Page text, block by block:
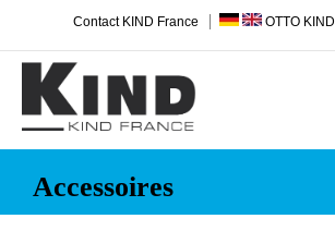
Contact KIND France OTTO KIND
Accessoires